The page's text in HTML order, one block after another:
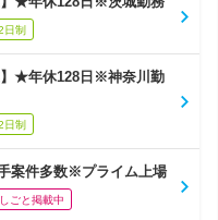
日制
】★年休128日※神奈川勤
日制
案件多数※プライム上場
ごと掲載中